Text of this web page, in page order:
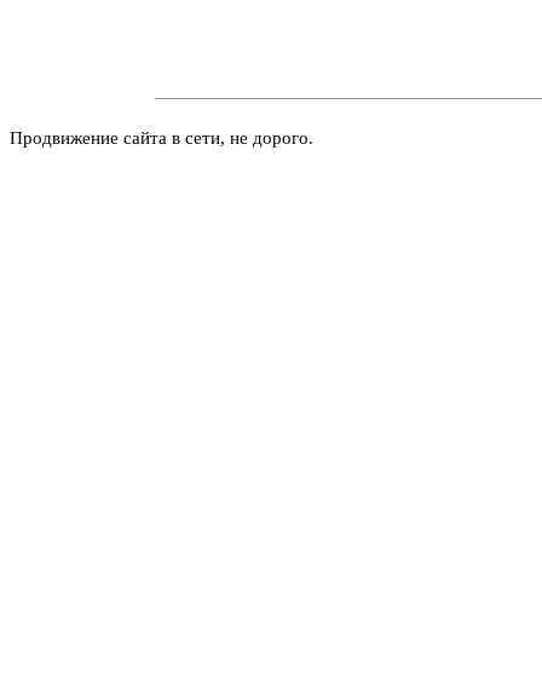
Продвижение сайта в сети, не дорого.